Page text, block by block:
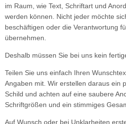
im Raum, wie Text, Schriftart und
werden können. Nicht jeder möchte
beschäftigen oder die Verantwortung
übernehmen.
Deshalb müssen Sie bei uns kein
Teilen Sie uns einfach Ihren
Angaben mit. Wir erstellen daraus ein
Schild und achten auf eine saubere
Schriftgrößen und ein stimmiges
Auf Wunsch oder bei Unklarheiten